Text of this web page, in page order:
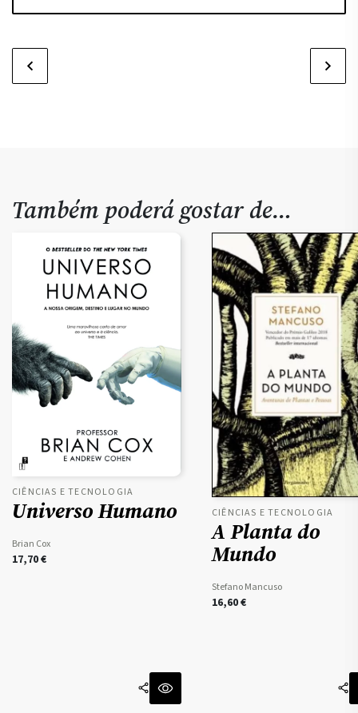
Também poderá gostar de…
CIÊNCIAS E TECNOLOGIA
Universo Humano
Brian Cox
17,70€
CIÊNCIAS E TECNOLOGIA
A Planta do
Mundo
Stefano Mancuso
16,60€